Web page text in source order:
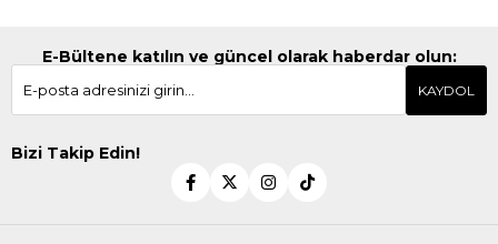
E-Bültene katılın ve güncel olarak haberdar olun:
KAYDOL
Bizi Takip Edin!